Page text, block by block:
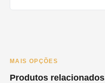
MAIS OPÇÕES
Produtos relacionados